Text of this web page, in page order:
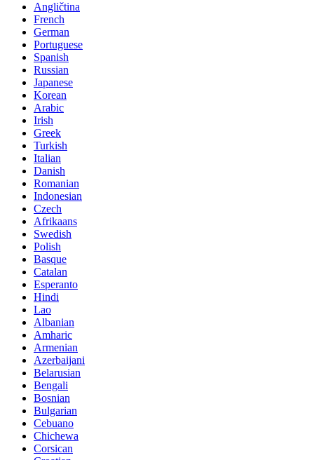
Angličtina
French
German
Portuguese
Spanish
Russian
Japanese
Korean
Arabic
Irish
Greek
Turkish
Italian
Danish
Romanian
Indonesian
Czech
Afrikaans
Swedish
Polish
Basque
Catalan
Esperanto
Hindi
Lao
Albanian
Amharic
Armenian
Azerbaijani
Belarusian
Bengali
Bosnian
Bulgarian
Cebuano
Chichewa
Corsican